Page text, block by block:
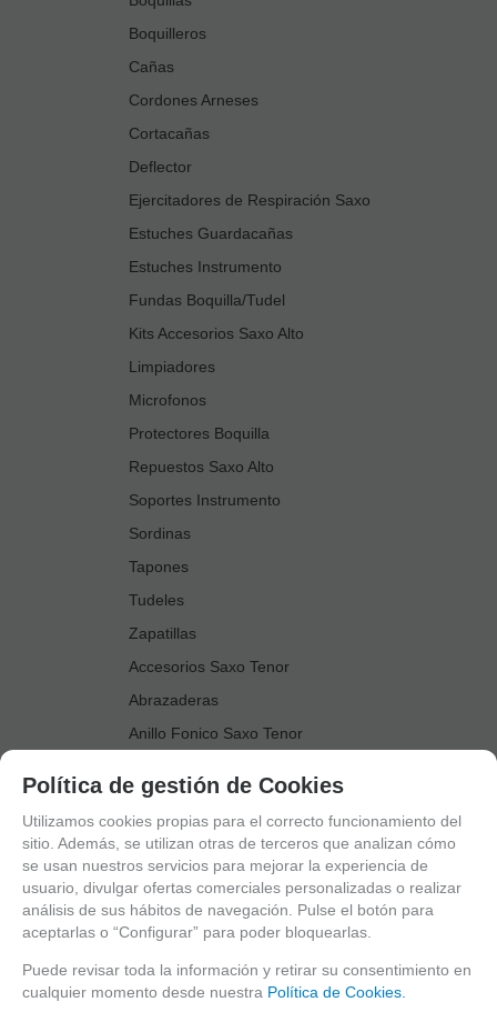
Boquilleros
Cañas
Cordones Arneses
Cortacañas
Deflector
Ejercitadores de Respiración Saxo
Estuches Guardacañas
Estuches Instrumento
Fundas Boquilla/Tudel
Kits Accesorios Saxo Alto
Limpiadores
Microfonos
Protectores Boquilla
Repuestos Saxo Alto
Soportes Instrumento
Sordinas
Tapones
Tudeles
Zapatillas
Accesorios Saxo Tenor
Abrazaderas
Anillo Fonico Saxo Tenor
Boquillas
Boquilleros
Cañas
Cortacañas
Deflector Saxo Tenor
Estuches Guardacañas
Política de gestión de Cookies
Utilizamos cookies propias para el correcto funcionamiento del
sitio. Además, se utilizan otras de terceros que analizan cómo
se usan nuestros servicios para mejorar la experiencia de
usuario, divulgar ofertas comerciales personalizadas o realizar
análisis de sus hábitos de navegación. Pulse el botón para
aceptarlas o “Configurar” para poder bloquearlas.
Puede revisar toda la información y retirar su consentimiento en
cualquier momento desde nuestra Política de Cookies.